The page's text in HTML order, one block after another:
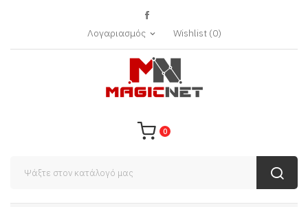
Λογαριασμός expand_more Wishlist(0)
0